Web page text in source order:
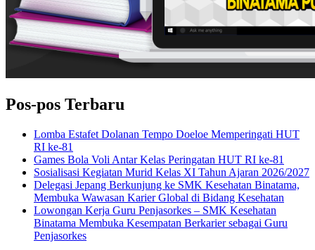
Pos-pos Terbaru
Lomba Estafet Dolanan Tempo Doeloe Memperingati HUT
RI ke-81
Games Bola Voli Antar Kelas Peringatan HUT RI ke-81
Sosialisasi Kegiatan Murid Kelas XI Tahun Ajaran 2026/2027
Delegasi Jepang Berkunjung ke SMK Kesehatan Binatama,
Membuka Wawasan Karier Global di Bidang Kesehatan
Lowongan Kerja Guru Penjasorkes – SMK Kesehatan
Binatama Membuka Kesempatan Berkarier sebagai Guru
Penjasorkes